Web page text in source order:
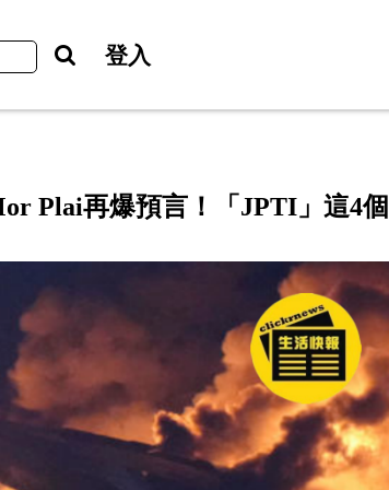
登入
Plai再爆預言！「JPTI」這4